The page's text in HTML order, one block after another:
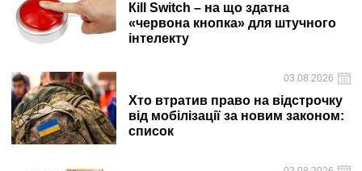
Кill Switch – на що здатна
«червона кнопка» для штучного
інтелекту
03.08.2026
Хто втратив право на відстрочку
від мобілізації за новим законом:
список